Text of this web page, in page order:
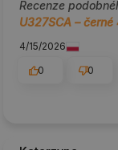
Recenze
U327SCA –
4/15/2026
0
0